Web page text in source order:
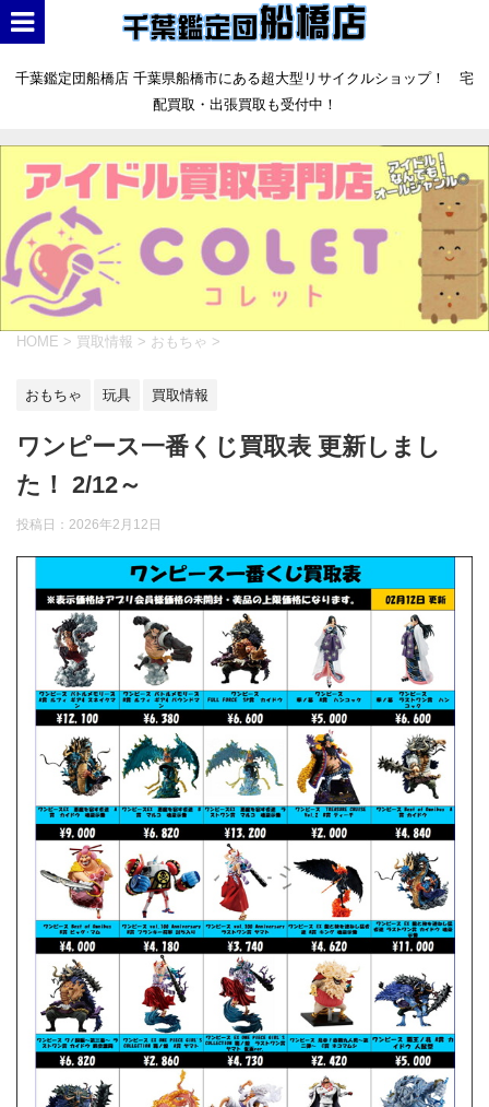
千葉鑑定団船橋店 千葉県船橋市にある超大型リサイクルショップ！ 宅
配買取・出張買取も受付中！
HOME > 買取情報 > おもちゃ >
おもちゃ 玩具 買取情報
ワンピース一番くじ買取表 更新しまし
た！ 2/12～
投稿日： 2026年2月12日